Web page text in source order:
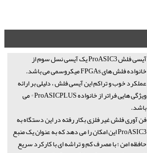
آیسی فلش ProASIC3 یک آیسی نسل سوم از
خانواده فلش های FPGAs میکروسمی می باشد.
عملکرد خوب و تراکم این آیسی فلش ، دلیلی بر ارائه
ویژگی هایی فراتر از خانواده ProASICPLUS ® می
باشد.
فن آوری فلش غیر فلزی بکار رفته در این دستگاه به
ProASIC3 این امکان را می دهد که به عنوان یک منبع
حافظه امن ؛ با مصرف کم و تراشه ای با کارکرد سریع